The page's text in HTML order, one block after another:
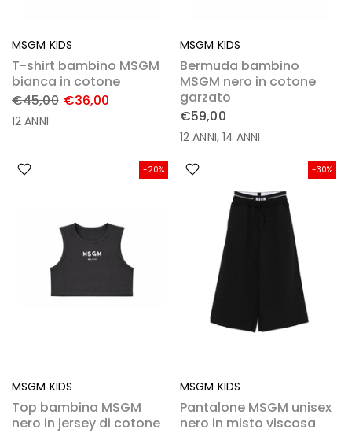
MSGM KIDS
T-shirt bambino MSGM
bianca in cotone
€45,00 €36,00
12 ANNI
MSGM KIDS
Bermuda bambino
MSGM nero in cotone
garzato
€59,00
12 ANNI 14 ANNI
-20%
MSGM KIDS
Top bambina MSGM
nero in jersey di cotone
-30%
MSGM KIDS
Pantalone MSGM unisex
nero in misto viscosa